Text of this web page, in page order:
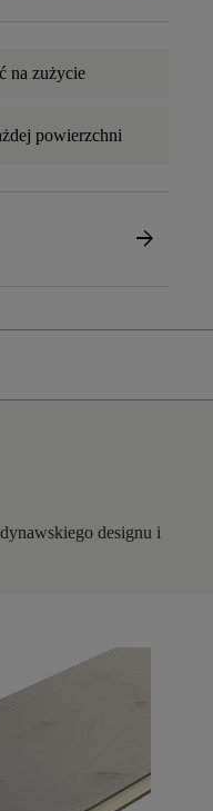
na zużycie
powierzchni
arrow_forward
designu i